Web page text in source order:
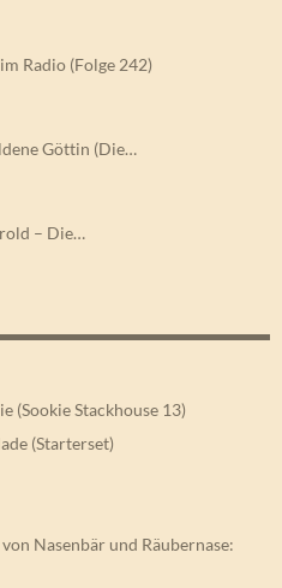
Radio (Folge 242)
Göttin (Die…
– Die…
(Sookie Stackhouse 13)
(Starterset)
Nasenbär und Räubernase: